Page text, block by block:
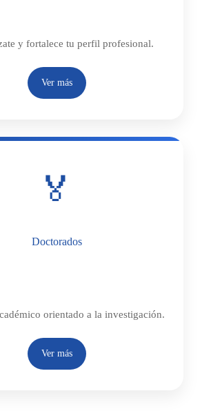
y fortalece tu perfil profesional.
Ver más
🏅
Doctorados
orientado a la investigación.
Ver más